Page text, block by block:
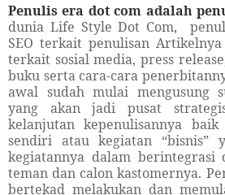
Penulis era dot com adalah
dunia Life Style Dot Com,
SEO terkait penulisan
terkait sosial media, press
buku serta cara-cara
awal sudah mulai mengusung
yang akan jadi pusat
kelanjutan kepenulisannya
sendiri atau kegiatan “bisnis”
kegiatannya dalam berintegrasi
teman dan calon kastomernya.
bertekad melakukan dan